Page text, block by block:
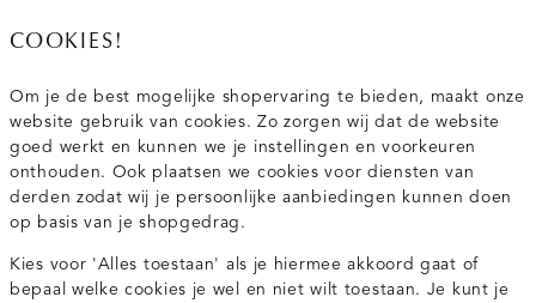
pieces. Deze lijn, die zowel geschikt is voor casual outfits,
geïnspireerd door het thema Old Money, waardoor de items
pure exclusiviteit ademen. Perfect voor Franse stijliconen in
spé die met hun stille zelfvertrouwen de sfeer van elke
gelegenheid bepalen.
ASPIRERENDE PARISIENNE
Service
Wij zijn Costes
Topcategorieën voor jou
COOKIES!
Om je de best mogelijke shopervaring te bieden, maakt onze
website gebruik van cookies. Zo zorgen wij dat de website
goed werkt en kunnen we je instellingen en voorkeuren
onthouden. Ook plaatsen we cookies voor diensten van
derden zodat wij je persoonlijke aanbiedingen kunnen doen
op basis van je shopgedrag.
Kies voor 'Alles toestaan' als je hiermee akkoord gaat of
bepaal welke cookies je wel en niet wilt toestaan. Je kunt je